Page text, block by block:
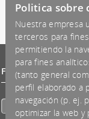
Formas de pago
Efectivo
Politica sobre
Nuestra empresa
terceros para
permitiendo la
para fines
(tanto general
perfil elaborado a
navegación (p. ej.
optimizar la web y